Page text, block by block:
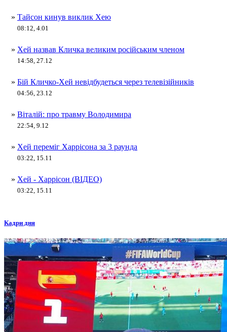
» Тайсон кинув виклик Хею
08:12, 4.01
» Хей назвав Кличка великим російським членом
14:58, 27.12
» Бій Кличко-Хей невідбудеться через телевізійників
04:56, 23.12
» Віталій: про травму Володимира
22:54, 9.12
» Хей переміг Харрісона за 3 раунда
03:22, 15.11
» Хей - Харрісон (ВІДЕО)
03:22, 15.11
Кадри дня